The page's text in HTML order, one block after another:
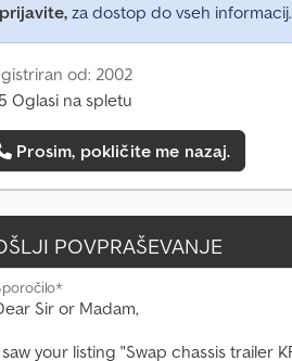
prijavite, za dostop do vseh informacij.
od: 2002
Oglasi na spletu
Prosim, pokličite me nazaj.
POVPRAŠEVANJE